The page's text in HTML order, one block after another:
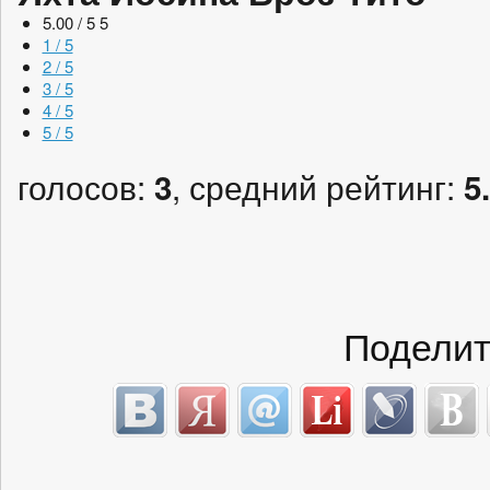
5.00 / 5 5
1 / 5
2 / 5
3 / 5
4 / 5
5 / 5
голосов: 3, средний рейтинг: